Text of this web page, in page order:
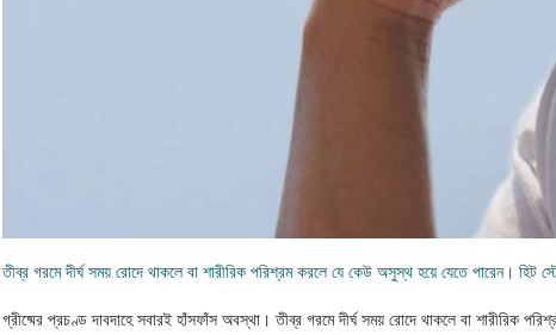
তীব্র গরমে দীর্ঘ সময় রোদে থাকলে বা শারীরিক পরিশ্রম করলে যে কেউ অসুস্থ হয়ে যেতে পারেন। হিট
গ্রীষ্মের প্রচণ্ড দাবদাহে সবারই হাঁসফাঁস অবস্থা। তীব্র গরমে দীর্ঘ সময় রোদে থাকলে বা শারীরিক